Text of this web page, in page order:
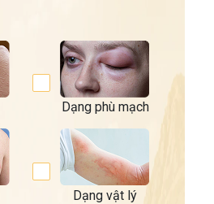
Dạng phù mạch
Dạng vật lý